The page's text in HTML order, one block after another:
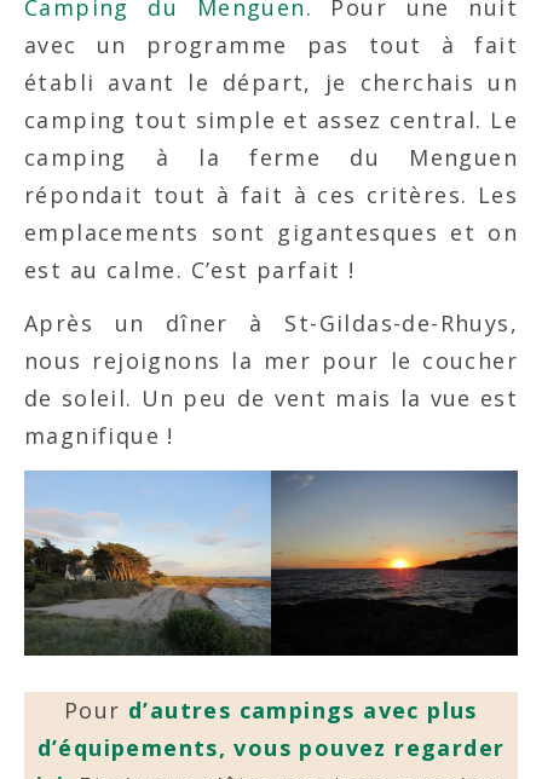
Camping du Menguen. Pour une nuit
avec un programme pas tout à fait
établi avant le départ, je cherchais un
camping tout simple et assez central. Le
camping à la ferme du Menguen
répondait tout à fait à ces critères. Les
emplacements sont gigantesques et on
est au calme. C’est parfait !
Après un dîner à St-Gildas-de-Rhuys,
nous rejoignons la mer pour le coucher
de soleil. Un peu de vent mais la vue est
magnifique !
Pour d’autres campings avec plus
d’équipements, vous pouvez regarder